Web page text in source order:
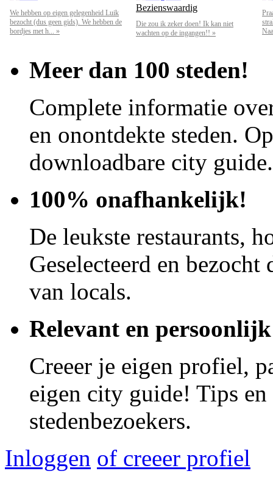
We hebben op eigen gelegenheid Luik
bezocht (dus geen gids). We hebben de
bordjes met h... »
Bezienswaardig
Die zou ik zeker doen! Ik kan niet
wachten op de ingangen!! »
Meer dan 100 steden!
Complete informatie
en onontdekte steden.
downloadbare city guide.
100% onafhankelijk!
De leukste restaurants,
Geselecteerd en
van locals.
Relevant en persoonlijk
Creeer je eigen profiel,
eigen city guide! Tips
stedenbezoekers.
Inloggen of creeer profiel